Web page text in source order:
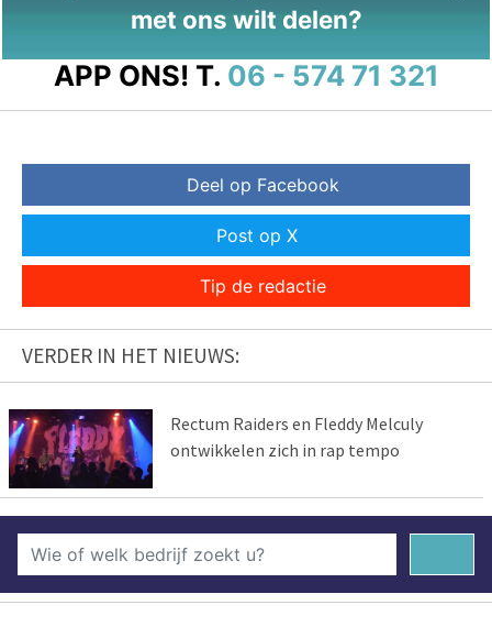
met ons wilt delen?
APP ONS! T. 06 - 574 71 321
Deel op Facebook
Post op X
Tip de redactie
VERDER IN HET NIEUWS:
Rectum Raiders en Fleddy Melculy
ontwikkelen zich in rap tempo